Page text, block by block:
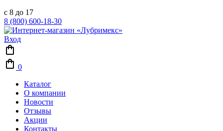
с 8 до 17
8 (800) 600-18-30
Вход
0
Каталог
О компании
Новости
Отзывы
Акции
Контакты